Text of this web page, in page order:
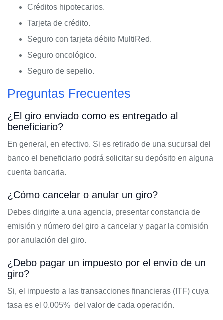
Créditos hipotecarios.
Tarjeta de crédito.
Seguro con tarjeta débito MultiRed.
Seguro oncológico.
Seguro de sepelio.
Preguntas Frecuentes
¿El giro enviado como es entregado al
beneficiario?
En general, en efectivo. Si es retirado de una sucursal del
banco el beneficiario podrá solicitar su depósito en alguna
cuenta bancaria.
¿Cómo cancelar o anular un giro?
Debes dirigirte a una agencia, presentar constancia de
emisión y número del giro a cancelar y pagar la comisión
por anulación del giro.
¿Debo pagar un impuesto por el envío de un
giro?
Si, el impuesto a las transacciones financieras (ITF) cuya
tasa es el 0.005% del valor de cada operación.